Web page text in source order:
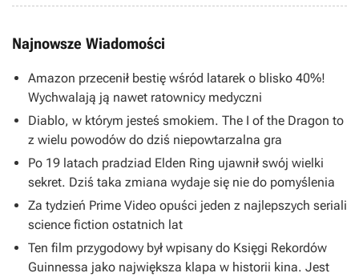
Najnowsze Wiadomości
Amazon przecenił bestię wśród latarek o blisko 40%!
Wychwalają ją nawet ratownicy medyczni
Diablo, w którym jesteś smokiem. The I of the Dragon to
z wielu powodów do dziś niepowtarzalna gra
Po 19 latach pradziad Elden Ring ujawnił swój wielki
sekret. Dziś taka zmiana wydaje się nie do pomyślenia
Za tydzień Prime Video opuści jeden z najlepszych seriali
science fiction ostatnich lat
Ten film przygodowy był wpisany do Księgi Rekordów
Guinnessa jako największa klapa w historii kina. Jest